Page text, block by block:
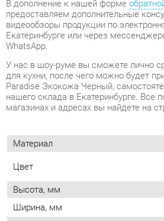
У нас в шоу-руме вы сможете лично
для кухни, после чего можно будет
Paradise Экокожа Черный,
нашего склада в Екатеринбурге. Все
магазинах и адресах вы найдете на
Материал
Цвет
Ширина, мм
Объем упаковок, м3
Форма